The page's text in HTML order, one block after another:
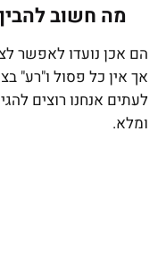
מה חשוב להבין
הם אכן נועדו לאפשר
אך אין כל פסול ו"רע"
לעתים אנחנו רוצים
ומלא.